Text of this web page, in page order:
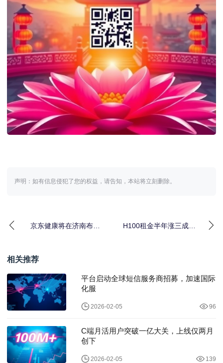
声明：如有信息侵犯了您的权益，请告知，本站将立刻删除。
京东健康将在济南布局
H100租金半年涨三成
相关推荐
平台启动全球短信服务商招募，加速国际
化服
2026-02-05 96
C端月活用户突破一亿大关，上线仅两月
创下
2026-02-05 139